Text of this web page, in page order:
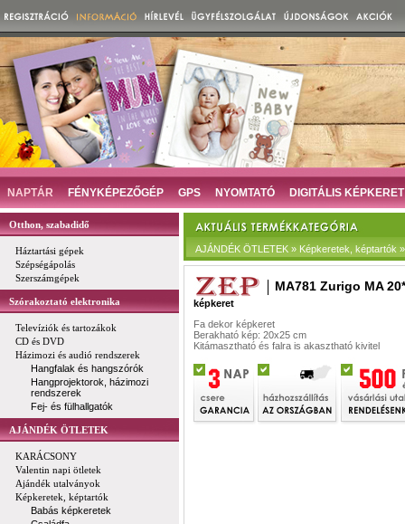
NAPTÁR FÉNYKÉPEZŐGÉP GPS NYOMTATÓ DIGITÁLIS KÉPKERET
Otthon, szabadidő
Háztartási gépek
Szépségápolás
Szerszámgépek
Szórakoztató elektronika
Televíziók és tartozákok
CD és DVD
Házimozi és audió rendszerek
Hangfalak és hangszórók
Hangprojektorok, házimozi
rendszerek
Fej- és fülhallgatók
AJÁNDÉK ÖTLETEK
KARÁCSONY
Valentin napi ötletek
Ajándék utalványok
Képkeretek, képtartók
Babás képkeretek
AJÁNDÉK ÖTLETEK » Képkeretek, képtartók
MA781 Zurigo MA
képkeret
Fa dekor képkeret
Berakható kép: 20x25 cm
Kitámasztható és falra is akasztható kivitel